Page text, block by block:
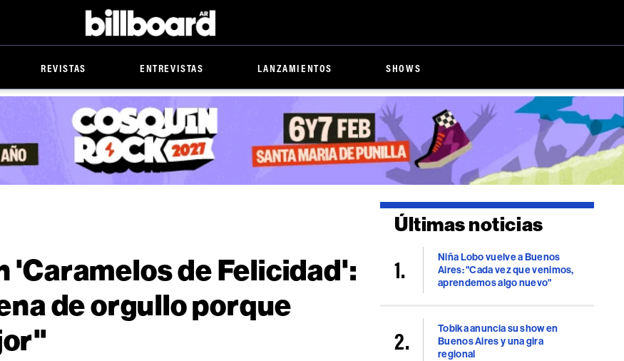
Billboard
REVISTAS ENTREVISTAS LANZAMIENTOS SHOWS
'Caramelos de Felicidad':
de orgullo porque
Últimas noticias
Niña Lobo vuelve a Buenos
Aires: "Cada vez que venimos,
aprendemos algo nuevo"
Tobika anuncia su show en
Buenos Aires y una gira
regional